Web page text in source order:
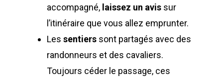
accompagné, laissez un avis sur
l’itinéraire que vous allez emprunter.
Les sentiers sont partagés avec des
randonneurs et des cavaliers.
Toujours céder le passage, ces